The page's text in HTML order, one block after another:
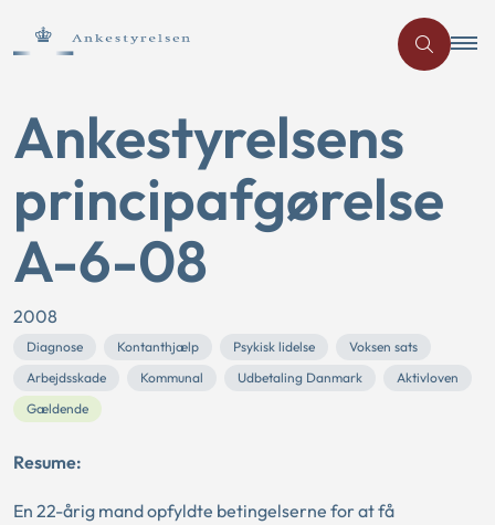
Ankestyrelsens
principafgørelse
A-6-08
2008
Diagnose Kontanthjælp Psykisk lidelse
Voksen sats
Arbejdsskade
Kommunal Udbetaling Danmark
Aktivloven
Gældende
Resume:
En 22-årig mand opfyldte betingelserne for at få